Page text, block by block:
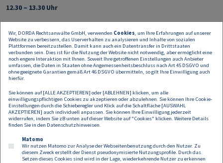
12.30 – 13.30 Uhr
Mittagspause
13.30 – 17.00 Uhr (inkl. 15 Minuten Pause)
Wie überzeuge ich andere davon?
Wir, DORDA Rechtsanwälte GmbH, verwenden Cookies, um Ihre Erfahrungen auf unserer
Website zu verbessern, das Userverhalten zu analysieren und Inhalte von sozialen
Plattformen bereitzustellen. Damit kann auch ein Datentransfer in Drittstaaten
verbunden sein. Dies ist für die Nutzung der Website nicht notwendig, aber ermöglicht eine
noch engere Interaktion mit Ihnen. Soweit Ihre getroffenen Einstellungen auch Anbieter
umfassen, die Daten in Staaten ohne Angemessenheitsbeschluss nach Art 45 DSGVO und
ohne geeignete Garantien gemäß Art 46 DSGVO übermitteln, so gilt Ihre Einwilligung auch
hierfür.
Sie können auf [ALLE AKZEPTIEREN] oder [ABLEHNEN] klicken, um alle
einwilligungspflichtigen Cookies zu akzeptieren oder abzulehnen. Sie können Ihre Cookie-
Einstellungen durch die Schieberegler und Klick auf die Schaltfläche [AUSWAHL
AKZEPTIEREN] auch individuell anpassen. Sie können Ihre Einwilligung jederzeit
widerrufen, indem Sie zB unten auf dieser Website auf "Cookies" klicken. Weitere Details
finden Sie in den Datenschutzhinweisen.
Matomo
Wir nutzen Matomo zur Analyse der Webseitenbenutzung durch den Nutzer. Zu
diesem Zweck erstellt der Dienst pseudonymisierte Nutzungsprofile. Durch das
Setzen dieses Cookies sind wird in der Lage, wiederkehrende Nutzer zu erkennen